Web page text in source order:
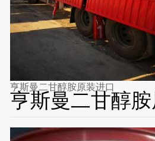
亨斯曼二甘醇胺原装进口
亨斯曼二甘醇